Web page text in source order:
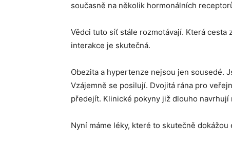
současně na několik hormonálních
Vědci tuto síť stále rozmotávají. Která
interakce je skutečná.
Obezita a hypertenze nejsou jen sousedé.
Vzájemně se posilují. Dvojitá rána pro
předejít. Klinické pokyny již dlouho
Nyní máme léky, které to skutečně dokážou